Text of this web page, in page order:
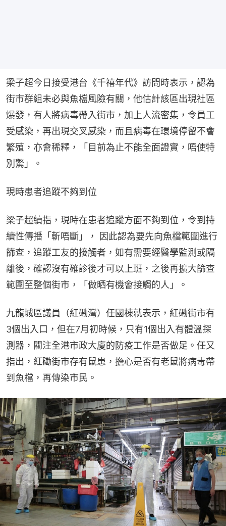
梁子超今日接受港台《千禧年代》訪問時表示，認為
街市群組未必與魚檔風險有關，他估計該區出現社區
爆發，有人將病毒帶入街市，加上人流密集，令員工
受感染，再出現交叉感染，而且病毒在環境停留不會
繁殖，亦會稀釋，「目前為止不能全面證實，唔使特
別驚」。
現時患者追蹤不夠到位
梁子超續指，現時在患者追蹤方面不夠到位，令到持
續性傳播「斬唔斷」， 因此認為要先向魚檔範圍進行
篩查，追蹤工友的接觸者，如有需要經醫學監測或隔
離後，確認沒有確診後才可以上班，之後再擴大篩查
範圍至整個街市，「做晒有機會接觸的人」。
九龍城區議員（紅磡灣）任國棟就表示，紅磡街市有
3個出入口，但在7月初時候，只有1個出入有體溫探
測器，關注全港市政大廈的防疫工作是否做足。任又
指出，紅磡街市存有鼠患，擔心是否有老鼠將病毒帶
到魚檔，再傳染市民。